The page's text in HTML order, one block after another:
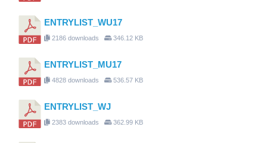
ENTRYLIST_WU17
2186 downloads 346.12 KB
ENTRYLIST_MU17
4828 downloads 536.57 KB
ENTRYLIST_WJ
2383 downloads 362.99 KB